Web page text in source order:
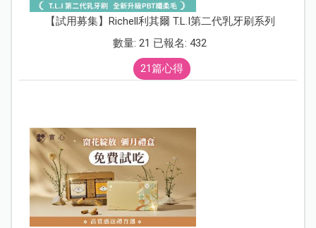
【試用募集】Richell利其爾 T.L.I第二代乳牙刷系列
數量: 21 已報名: 432
21篇心得